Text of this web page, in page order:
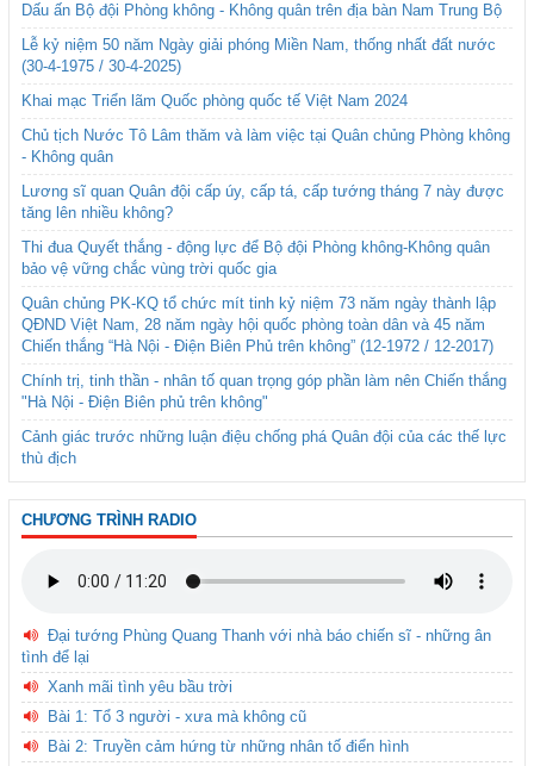
Dấu ấn Bộ đội Phòng không - Không quân trên địa bàn Nam Trung Bộ
Lễ kỷ niệm 50 năm Ngày giải phóng Miền Nam, thống nhất đất nước
(30-4-1975 / 30-4-2025)
Khai mạc Triển lãm Quốc phòng quốc tế Việt Nam 2024
Chủ tịch Nước Tô Lâm thăm và làm việc tại Quân chủng Phòng không
- Không quân
Lương sĩ quan Quân đội cấp úy, cấp tá, cấp tướng tháng 7 này được
tăng lên nhiều không?
Thi đua Quyết thắng - động lực để Bộ đội Phòng không-Không quân
bảo vệ vững chắc vùng trời quốc gia
Quân chủng PK-KQ tổ chức mít tinh kỷ niệm 73 năm ngày thành lập
QĐND Việt Nam, 28 năm ngày hội quốc phòng toàn dân và 45 năm
Chiến thắng “Hà Nội - Điện Biên Phủ trên không” (12-1972 / 12-2017)
Chính trị, tinh thần - nhân tố quan trọng góp phần làm nên Chiến thắng
"Hà Nội - Điện Biên phủ trên không"
Cảnh giác trước những luận điệu chống phá Quân đội của các thế lực
thù địch
CHƯƠNG TRÌNH RADIO
Đại tướng Phùng Quang Thanh với nhà báo chiến sĩ - những ân
tình để lại
Xanh mãi tình yêu bầu trời
Bài 1: Tổ 3 người - xưa mà không cũ
Bài 2: Truyền cảm hứng từ những nhân tố điển hình